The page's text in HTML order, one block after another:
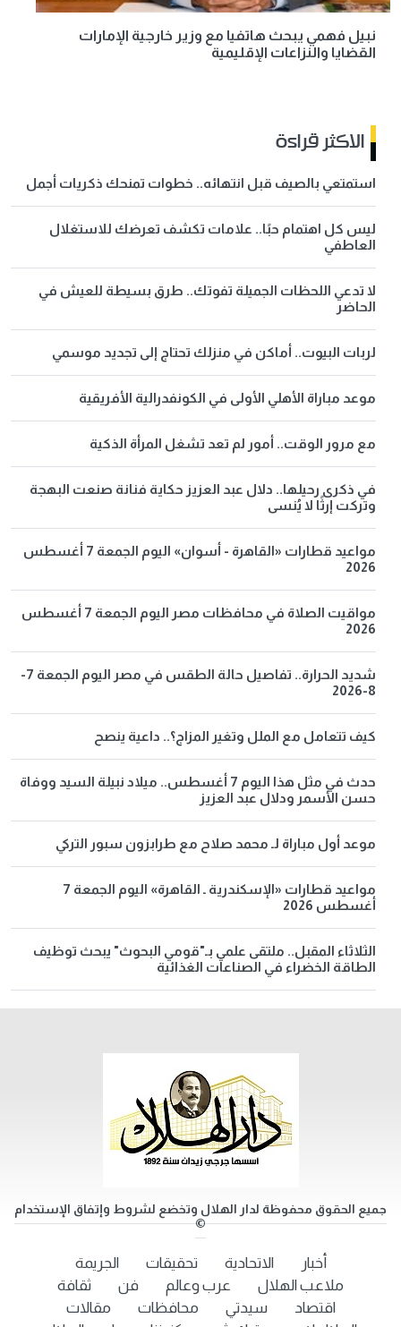
نبيل فهمي يبحث هاتفيا مع وزير خارجية الإمارات
القضايا والنزاعات الإقليمية
الاكثر قراءة
استمتعي بالصيف قبل انتهائه.. خطوات تمنحك ذكريات أجمل
ليس كل اهتمام حبًا.. علامات تكشف تعرضك للاستغلال
العاطفي
لا تدعي اللحظات الجميلة تفوتك.. طرق بسيطة للعيش في
الحاضر
لربات البيوت.. أماكن في منزلك تحتاج إلى تجديد موسمي
موعد مباراة الأهلي الأولى في الكونفدرالية الأفريقية
مع مرور الوقت.. أمور لم تعد تشغل المرأة الذكية
في ذكرى رحيلها.. دلال عبد العزيز حكاية فنانة صنعت البهجة
وتركت إرثًا لا يُنسى
مواعيد قطارات «القاهرة - أسوان» اليوم الجمعة 7 أغسطس
2026
مواقيت الصلاة في محافظات مصر اليوم الجمعة 7 أغسطس
2026
شديد الحرارة.. تفاصيل حالة الطقس في مصر اليوم الجمعة 7-
8-2026
كيف تتعامل مع الملل وتغير المزاج؟.. داعية ينصح
حدث في مثل هذا اليوم 7 أغسطس.. ميلاد نبيلة السيد ووفاة
حسن الأسمر ودلال عبد العزيز
موعد أول مباراة لـ محمد صلاح مع طرابزون سبور التركي
مواعيد قطارات «الإسكندرية ـ القاهرة» اليوم الجمعة 7
أغسطس 2026
الثلاثاء المقبل.. ملتقى علمي بـ"قومي البحوث" يبحث توظيف
الطاقة الخضراء في الصناعات الغذائية
جميع الحقوق محفوظة لدار الهلال وتخضع لشروط وإتفاق الإستخدام
©
أخبار الاتحادية تحقيقات
الجريمة
ملاعب الهلال
عرب وعالم فن
ثقافة
اقتصاد
سيدتي محافظات
مقالات